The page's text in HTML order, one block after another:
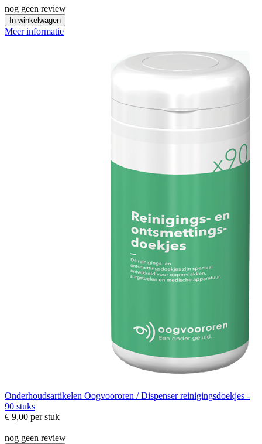
nog geen review
In winkelwagen
Meer informatie
Onderhoudsartikelen Oogvoororen / Dispenser reinigingsdoekjes -
90 stuks
€ 9,00 per stuk
nog geen review